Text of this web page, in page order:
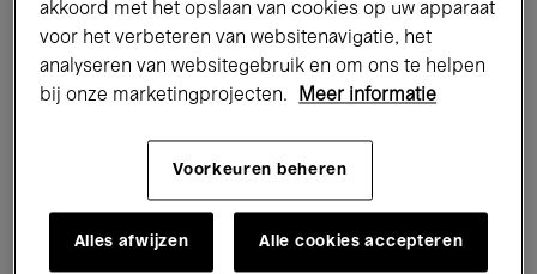
Performances Lezingen & Debatten
Jazz Klassieke Muziek Global Music
Elektronische Muziek
Voor iedereen Kids’ Palace
akkoord met het opslaan van cookies op uw apparaat
voor het verbeteren van websitenavigatie, het
analyseren van websitegebruik en om ons te helpen
bij onze marketingprojecten.
Meer informatie
Voorkeuren beheren
Alles afwijzen Alle cookies accepteren